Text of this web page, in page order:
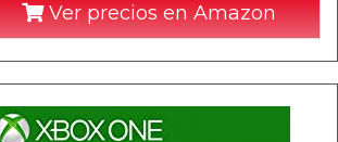
Ver precios en Amazon